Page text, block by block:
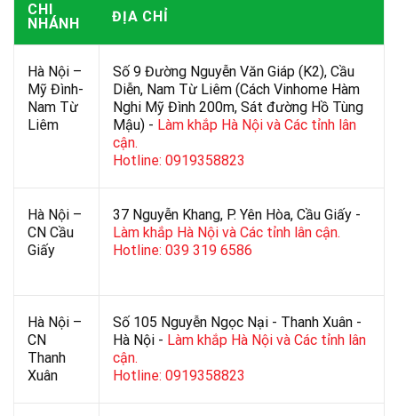
CHI
NHÁNH
ĐỊA CHỈ
Hà Nội –
Mỹ Đình-
Nam Từ
Liêm
Số 9 Đường Nguyễn Văn Giáp (K2), Cầu
Diễn, Nam Từ Liêm (Cách Vinhome Hàm
Nghi Mỹ Đình 200m, Sát đường Hồ Tùng
Mậu) - Làm khắp Hà Nội và Các tỉnh lân
cận.
Hotline: 0919358823
Hà Nội –
CN Cầu
Giấy
37 Nguyễn Khang, P. Yên Hòa, Cầu Giấy -
Làm khắp Hà Nội và Các tỉnh lân cận.
Hotline: 039 319 6586
Hà Nội –
CN
Thanh
Xuân
Số 105 Nguyễn Ngọc Nại - Thanh Xuân -
Hà Nội - Làm khắp Hà Nội và Các tỉnh lân
cận.
Hotline: 0919358823